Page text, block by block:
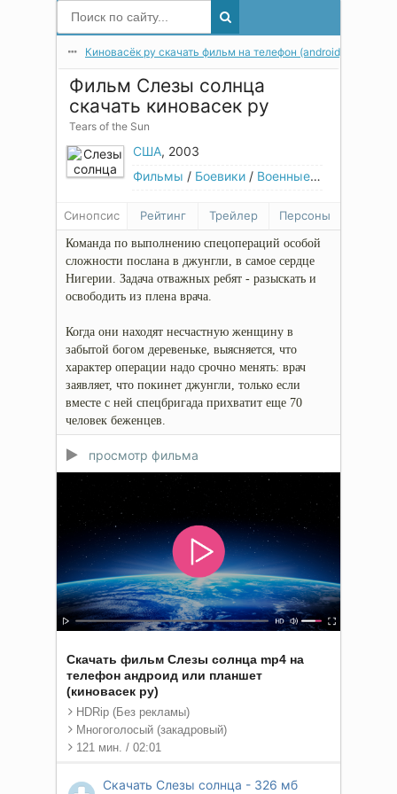
Киновасёк ру скачать фильм на телефон (android) в мп4 в
Фильм Слезы солнца
скачать киновасек ру
Tears of the Sun
США, 2003
Фильмы / Боевики / Военные/
Синопсис Рейтинг Трейлер Персоны
Команда по выполнению спецопераций особой
сложности послана в джунгли, в самое сердце
Нигерии. Задача отважных ребят - разыскать и
освободить из плена врача.
Когда они находят несчастную женщину в
забытой богом деревеньке, выясняется, что
характер операции надо срочно менять: врач
заявляет, что покинет джунгли, только если
вместе с ней спецбригада прихватит еще 70
человек беженцев.
просмотр фильма
Скачать фильм Слезы солнца mp4 на
телефон андроид или планшет
(киновасек ру)
HDRip (Без рекламы)
Многоголосый (закадровый)
121 мин. / 02:01
Скачать Слезы солнца - 326 мб